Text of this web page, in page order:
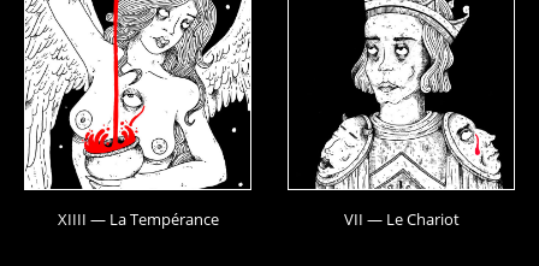
XIIII — La Tempérance VII — Le Chariot